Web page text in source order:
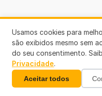
Usamos cookies para
são exibidos mesmo sem
do seu consentimento.
Privacidade.
Aceitar todos